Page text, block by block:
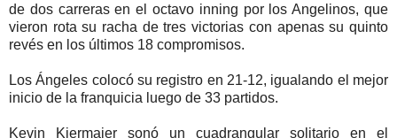
de dos carreras en el octavo inning por los Angelinos, que
vieron rota su racha de tres victorias con apenas su quinto
revés en los últimos 18 compromisos.
Los Ángeles colocó su registro en 21-12, igualando el mejor
inicio de la franquicia luego de 33 partidos.
Kevin Kiermaier sonó un cuadrangular solitario en el